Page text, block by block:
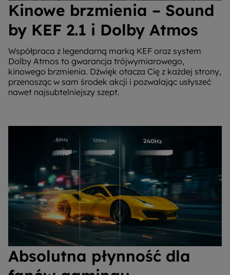
Kinowe brzmienia – Sound
by KEF 2.1 i Dolby Atmos
Współpraca z legendarną marką KEF oraz system
Dolby Atmos to gwarancja trójwymiarowego,
kinowego brzmienia. Dźwięk otacza Cię z każdej strony,
przenosząc w sam środek akcji i pozwalając usłyszeć
nawet najsubtelniejszy szept.
Absolutna płynność dla